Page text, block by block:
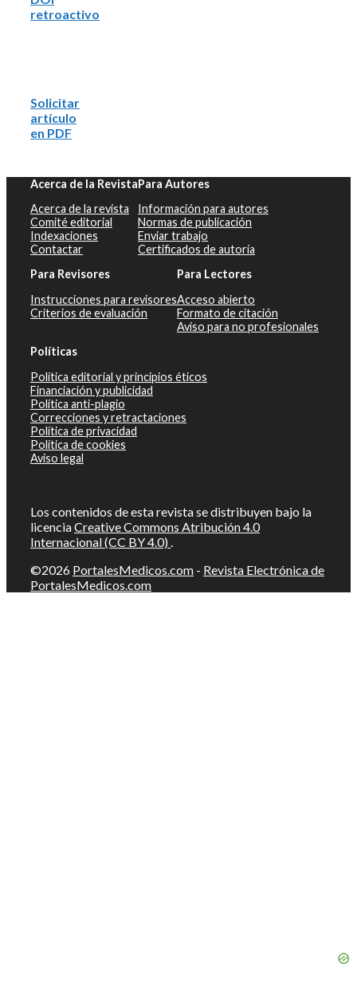
retroactivo
Solicitar
artículo
en PDF
Acerca de la Revista
Acerca de la revista
Comité editorial
Indexaciones
Contactar
Para Autores
Información para autores
Normas de publicación
Enviar trabajo
Certificados de autoría
Para Revisores
Instrucciones para revisores
Criterios de evaluación
Para Lectores
Acceso abierto
Formato de citación
Aviso para no profesionales
Políticas
Política editorial y principios éticos
Financiación y publicidad
Política anti-plagio
Correcciones y retractaciones
Política de privacidad
Política de cookies
Aviso legal
Los contenidos de esta revista se distribuyen bajo la
licenciaCreative Commons Atribución 4.0
Internacional (CC BY 4.0) .
©2026 PortalesMedicos.com - Revista Electrónica de
PortalesMedicos.com